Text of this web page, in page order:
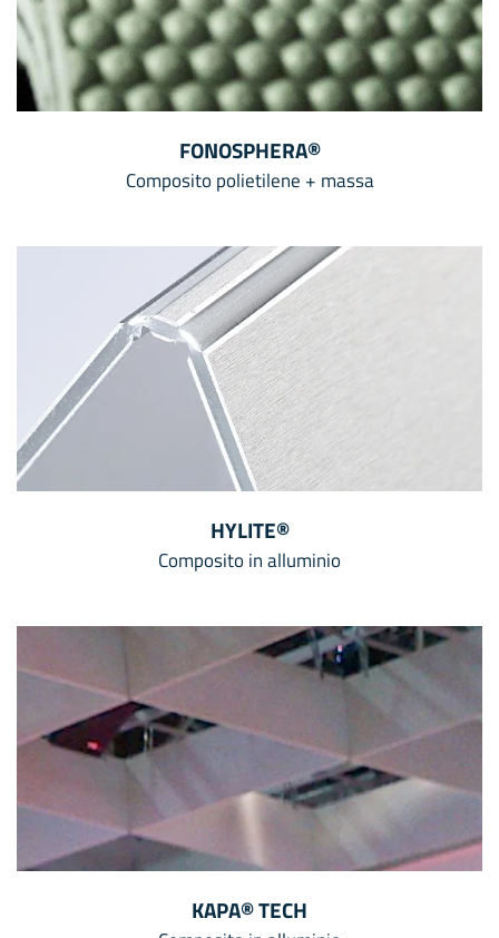
FONOSPHERA®
Composito polietilene + massa
HYLITE®
Composito in alluminio
KAPA® TECH